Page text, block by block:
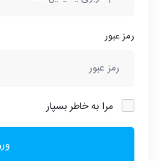
رمز عبور
مرا به خاطر بسپار